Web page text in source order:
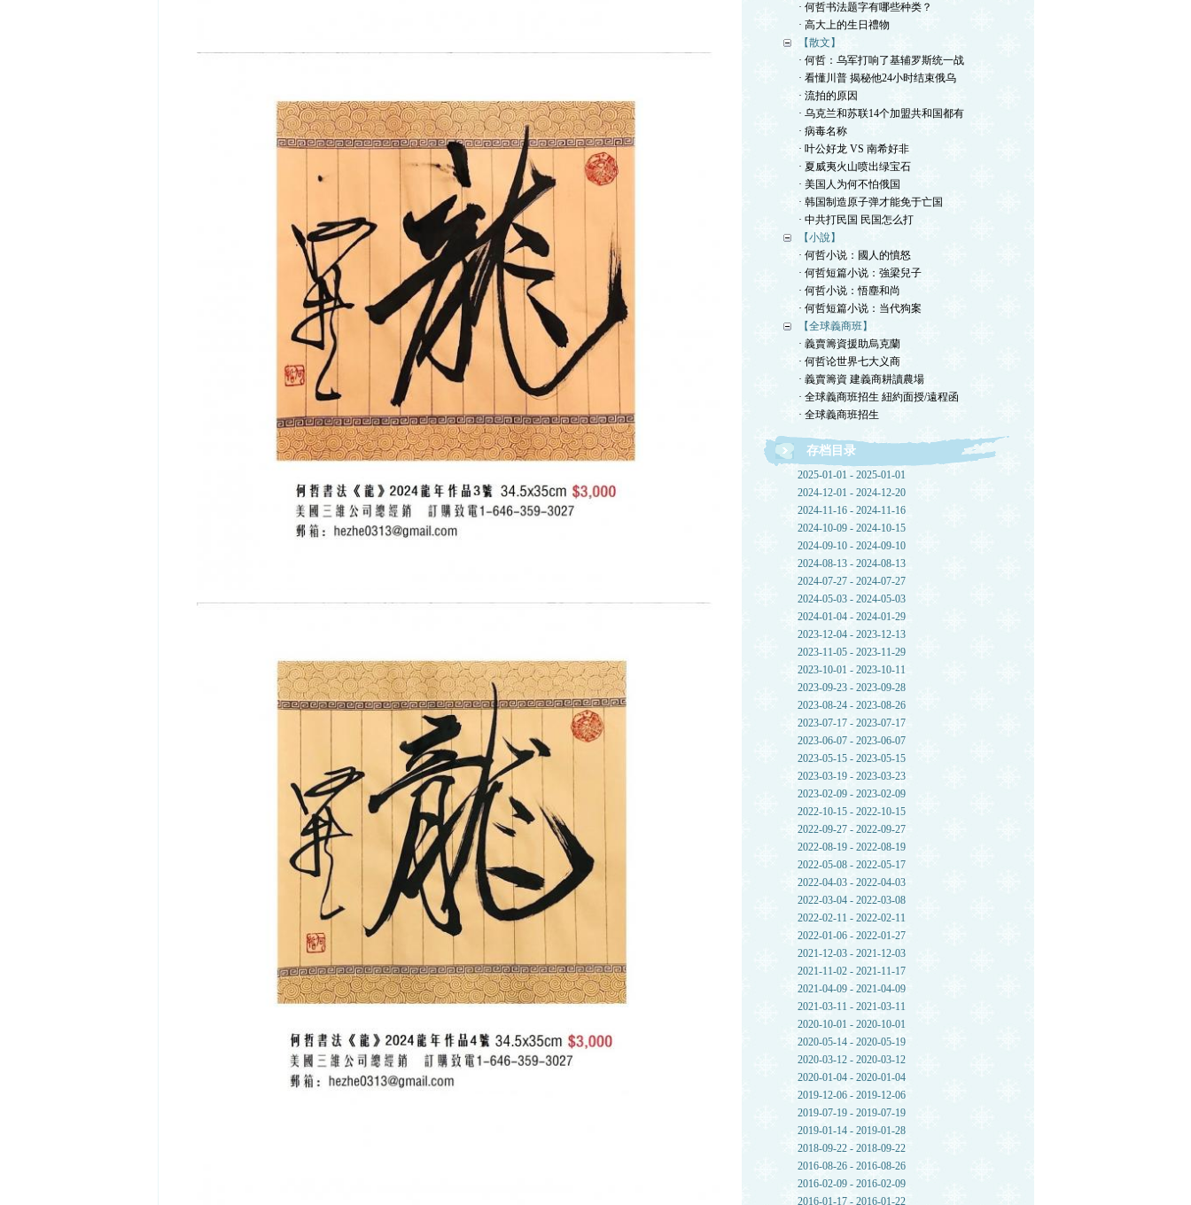
· 何哲书法题字有哪些种类？
· 高大上的生日禮物
【散文】
· 何哲：乌军打响了基辅罗斯统一战
· 看懂川普 揭秘他24小时结束俄乌
· 流拍的原因
· 乌克兰和苏联14个加盟共和国都有
· 病毒名称
· 叶公好龙 VS 南希好非
· 夏威夷火山喷出绿宝石
· 美国人为何不怕俄国
· 韩国制造原子弹才能免于亡国
· 中共打民国 民国怎么打
【小說】
· 何哲小说：國人的憤怒
· 何哲短篇小说：強梁兒子
· 何哲小说：悟塵和尚
· 何哲短篇小说：当代狗案
【全球義商班】
· 義賣籌資援助烏克蘭
· 何哲论世界七大义商
· 義賣籌資 建義商耕讀農場
· 全球義商班招生 紐約面授/遠程函
· 全球義商班招生
存档目录
2025-01-01 - 2025-01-01
2024-12-01 - 2024-12-20
2024-11-16 - 2024-11-16
2024-10-09 - 2024-10-15
2024-09-10 - 2024-09-10
2024-08-13 - 2024-08-13
2024-07-27 - 2024-07-27
2024-05-03 - 2024-05-03
2024-01-04 - 2024-01-29
2023-12-04 - 2023-12-13
2023-11-05 - 2023-11-29
2023-10-01 - 2023-10-11
2023-09-23 - 2023-09-28
2023-08-24 - 2023-08-26
2023-07-17 - 2023-07-17
2023-06-07 - 2023-06-07
2023-05-15 - 2023-05-15
2023-03-19 - 2023-03-23
2023-02-09 - 2023-02-09
2022-10-15 - 2022-10-15
2022-09-27 - 2022-09-27
2022-08-19 - 2022-08-19
2022-05-08 - 2022-05-17
2022-04-03 - 2022-04-03
2022-03-04 - 2022-03-08
2022-02-11 - 2022-02-11
2022-01-06 - 2022-01-27
2021-12-03 - 2021-12-03
2021-11-02 - 2021-11-17
2021-04-09 - 2021-04-09
2021-03-11 - 2021-03-11
2020-10-01 - 2020-10-01
2020-05-14 - 2020-05-19
2020-03-12 - 2020-03-12
2020-01-04 - 2020-01-04
2019-12-06 - 2019-12-06
2019-07-19 - 2019-07-19
2019-01-14 - 2019-01-28
2018-09-22 - 2018-09-22
2016-08-26 - 2016-08-26
2016-02-09 - 2016-02-09
2016-01-17 - 2016-01-22